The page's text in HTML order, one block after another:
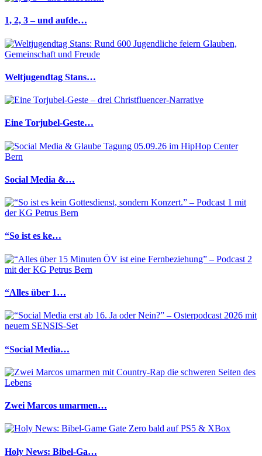
1, 2, 3 – und aufde…
Weltjugendtag Stans…
Eine Torjubel-Geste…
Social Media &…
“So ist es ke…
“Alles über 1…
“Social Media…
Zwei Marcos umarmen…
Holy News: Bibel-Ga…